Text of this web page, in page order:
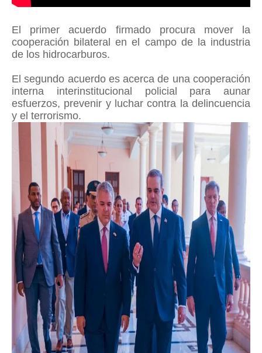
El primer acuerdo firmado procura mover la
cooperación bilateral en el campo de la industria
de los hidrocarburos.
El segundo acuerdo es acerca de una cooperación
interna interinstitucional policial para aunar
esfuerzos, prevenir y luchar contra la delincuencia
y el terrorismo.